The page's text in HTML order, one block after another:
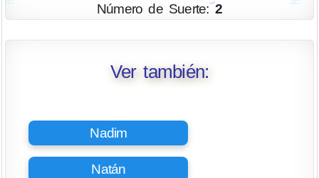
Número de Suerte:2
Ver también:
Nadim
Natán